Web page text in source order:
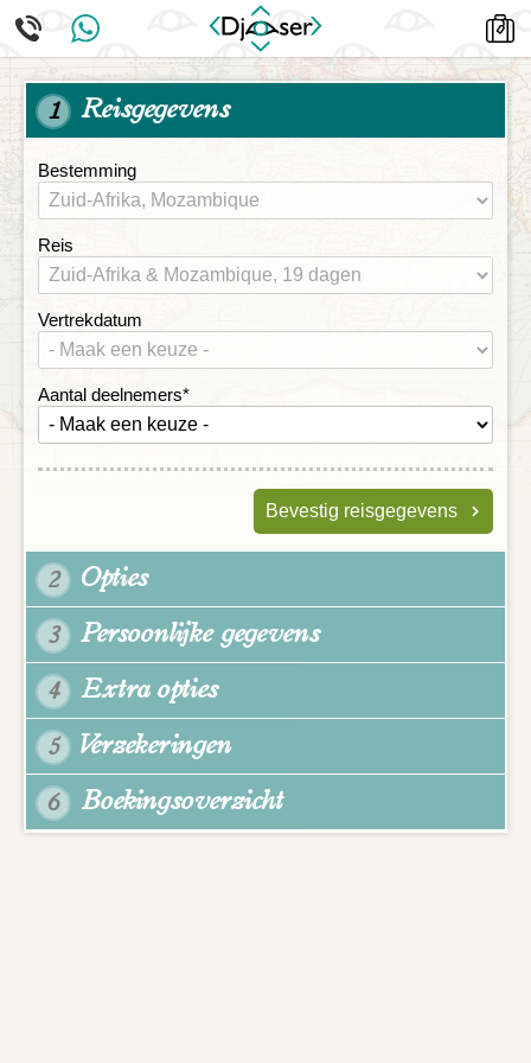
1 Reisgegevens
Bestemming
Reis
Vertrekdatum
Aantal deelnemers*
Bevestig reisgegevens
2 Opties
3 Persoonlijke gegevens
4 Extra opties
5 Verzekeringen
6 Boekingsoverzicht